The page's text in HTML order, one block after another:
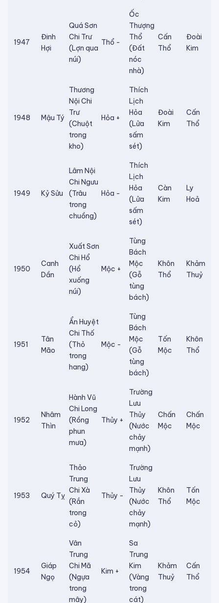
1947
Đinh
Hợi
Quá Sơn
Chi Trư
(Lợn qua
núi)
Thổ -
Ốc
Thượng
Thổ
(Đất
nóc
nhà)
Cấn
Thổ
Đoài
Kim
1948 Mậu Tý
Thương
Nội Chi
Trư
(Chuột
trong
kho)
Hỏa +
Thích
Lịch
Hỏa
(Lửa
sấm
sét)
Đoài
Kim
Cấn
Thổ
1949 Kỷ Sửu
Lâm Nội
Chi Ngưu
(Trâu
trong
chuồng)
Hỏa -
Thích
Lịch
Hỏa
(Lửa
sấm
sét)
Càn
Kim
Ly
Hoả
1950
Canh
Dần
Xuất Sơn
Chi Hổ
(Hổ
xuống
núi)
Mộc +
Tùng
Bách
Mộc
(Gỗ
tùng
bách)
Khôn
Thổ
Khảm
Thuỷ
1951
Tân
Mão
Ẩn Huyệt
Chi Thố
(Thỏ
trong
hang)
Mộc -
Tùng
Bách
Mộc
(Gỗ
tùng
bách)
Tốn
Mộc
Khôn
Thổ
1952
Nhâm
Thìn
Hành Vũ
Chi Long
(Rồng
phun
mưa)
Thủy +
Trường
Lưu
Thủy
(Nước
chảy
mạnh)
Chấn
Mộc
Chấn
Mộc
1953 Quý Tỵ
Thảo
Trung
Chi Xà
(Rắn
trong
cỏ)
Thủy -
Trường
Lưu
Thủy
(Nước
chảy
mạnh)
Khôn
Thổ
Tốn
Mộc
1954
Giáp
Ngọ
Vân
Trung
Chi Mã
(Ngựa
trong
mây)
Kim +
Sa
Trung
Kim
(Vàng
trong
cát)
Khảm
Thuỷ
Cấn
Thổ